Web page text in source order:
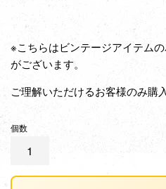
※こちらはビンテージアイテム
がございます。
ご理解いただけるお客様のみ購
個数